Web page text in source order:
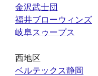
金沢武士団
福井ブローウィンズ
岐阜スゥープス
西地区
ベルテックス静岡